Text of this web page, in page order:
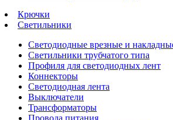
Крючки
Светильники
Светодиодные врезные и
Светильники трубчатого типа
Профиля для светодиодных лент
Коннекторы
Светодиодная лента
Выключатели
Трансформаторы
Провода питания